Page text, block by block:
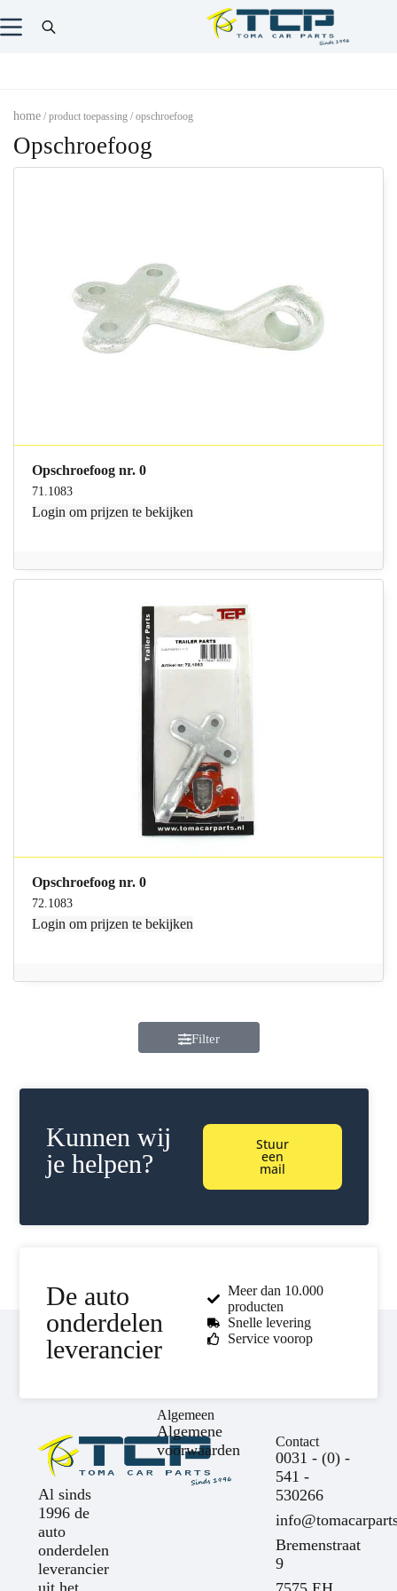
home / product toepassing / opschroefoog
Opschroefoog
Opschroefoog nr. 0
71.1083
Login om prijzen te bekijken
Opschroefoog nr. 0
72.1083
Login om prijzen te bekijken
Filter
Kunnen wij
je helpen?
Stuur
een
mail
De auto
onderdelen
leverancier
Meer dan 10.000
producten
Snelle levering
Service voorop
Al sinds
1996 de
auto
onderdelen
leverancier
uit het
Algemeen
Algemene
voorwaarden
Contact
0031 - (0) -
541 -
530266
Bremenstraat
9